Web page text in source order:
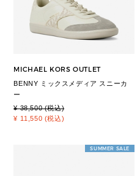
MICHAEL KORS OUTLET
BENNY ミックスメディア スニーカ
ー
¥ 38,500 (税込)
¥ 11,550 (税込)
SUMMER SALE